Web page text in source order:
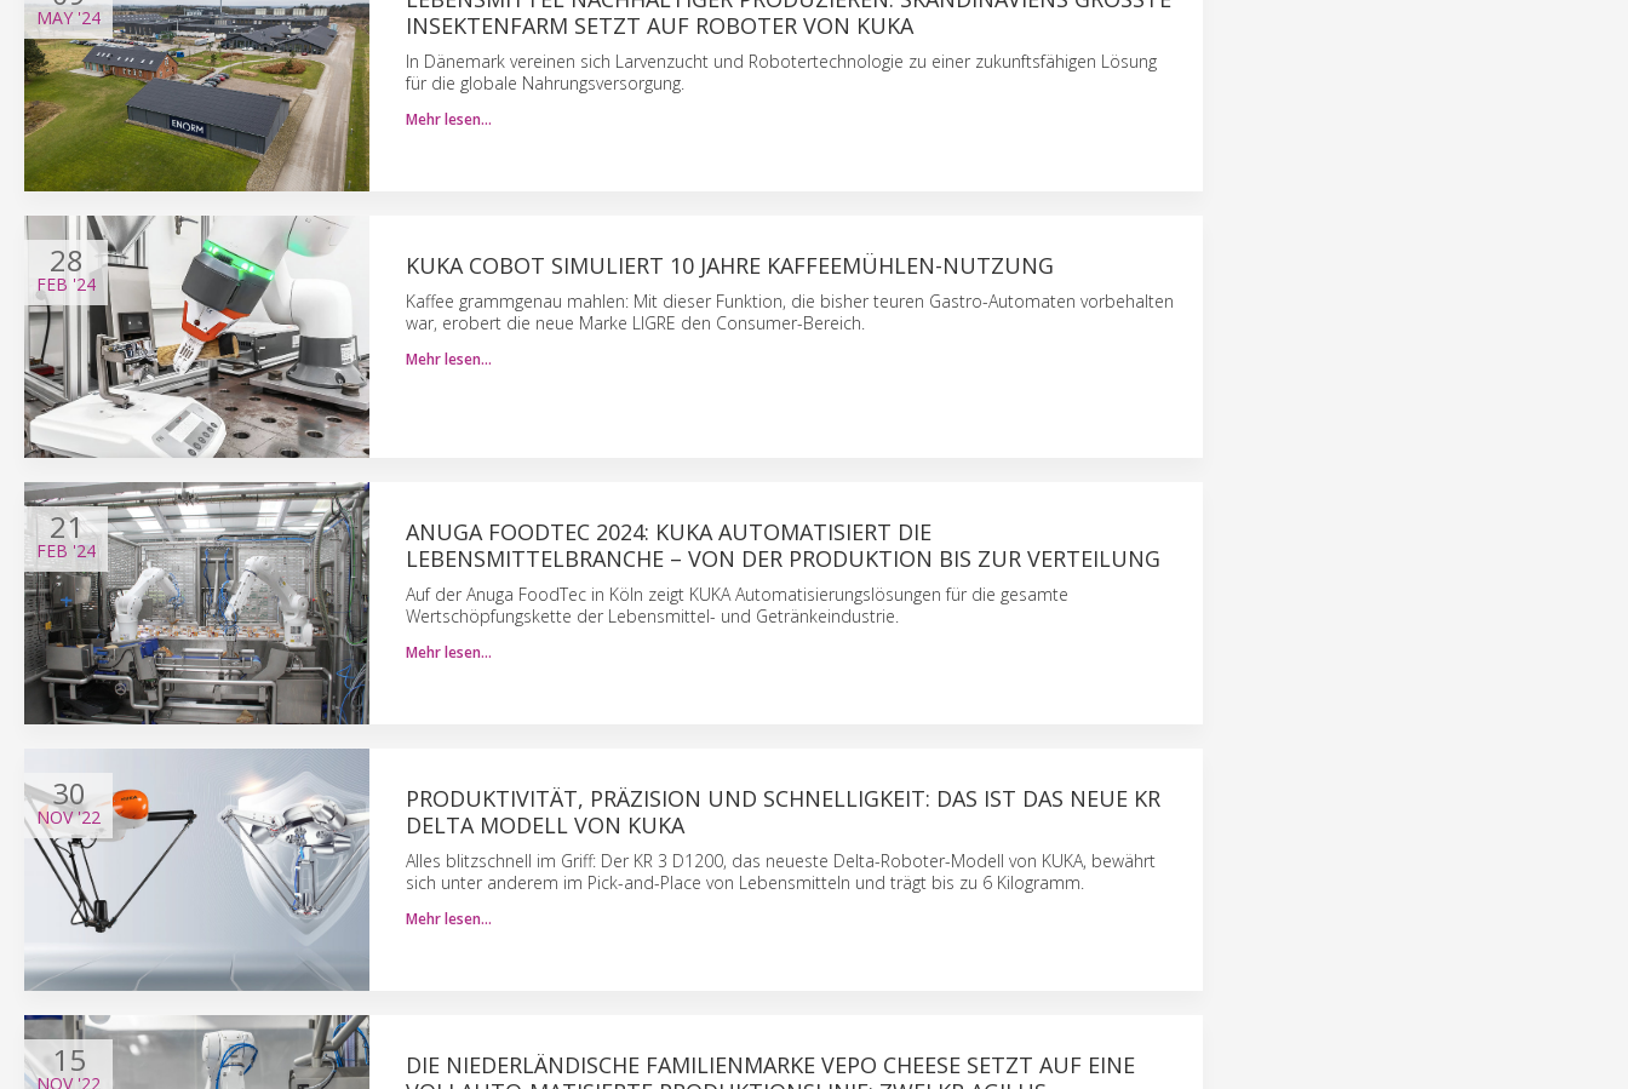
MAY'24
NSEKTENFARM SETZT AUF ROBOTER VON KUKA
In Dänemark vereinen sich Larvenzucht und Robotertechnologie zu einer zukunftsfähigen Lösung
für die globale Nahrungsversorgung.
Mehr lesen…
28
FEB '24
KUKA COBOT SIMULIERT 10 JAHRE KAFFEEMÜHLEN-NUTZUNG
Kaffee grammgenau mahlen: Mit dieser Funktion, die bisher teuren Gastro-Automaten vorbehalten
war, erobert die neue Marke LIGRE den Consumer-Bereich.
Mehr lesen…
21
FEB '24
ANUGA FOODTEC 2024: KUKA AUTOMATISIERT DIE
LEBENSMITTELBRANCHE – VON DER PRODUKTION BIS ZUR VERTEILUNG
Auf der Anuga FoodTec in Köln zeigt KUKA Automatisierungslösungen für die gesamte
Wertschöpfungskette der Lebensmittel- und Getränkeindustrie.
Mehr lesen…
30
NOV'22
PRODUKTIVITÄT, PRÄZISION UND SCHNELLIGKEIT: DAS IST DAS NEUE KR
DELTA MODELL VON KUKA
Alles blitzschnell im Griff: Der KR 3 D1200, das neueste Delta-Roboter-Modell von KUKA, bewährt
sich unter anderem im Pick-and-Place von Lebensmitteln und trägt bis zu 6 Kilogramm.
Mehr lesen…
15
NOV'22
DIE NIEDERLÄNDISCHE FAMILIENMARKE VEPO CHEESE SETZT AUF EINE